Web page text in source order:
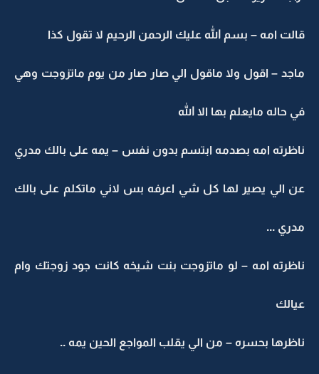
قالت امه – بسم الله عليك الرحمن الرحيم لا تقول كذا
ماجد – اقول ولا ماقول الي صار صار من يوم ماتزوجت وهي
في حاله مايعلم بها الا الله
ناظرته امه بصدمه ابتسم بدون نفس – يمه على بالك مدري
عن الي يصير لها كل شي اعرفه بس لاني ماتكلم على بالك
مدري ...
ناظرته امه – لو ماتزوجت بنت شيخه كانت جود زوجتك وام
عيالك
ناظرها بحسره – من الي يقلب المواجع الحين يمه ..